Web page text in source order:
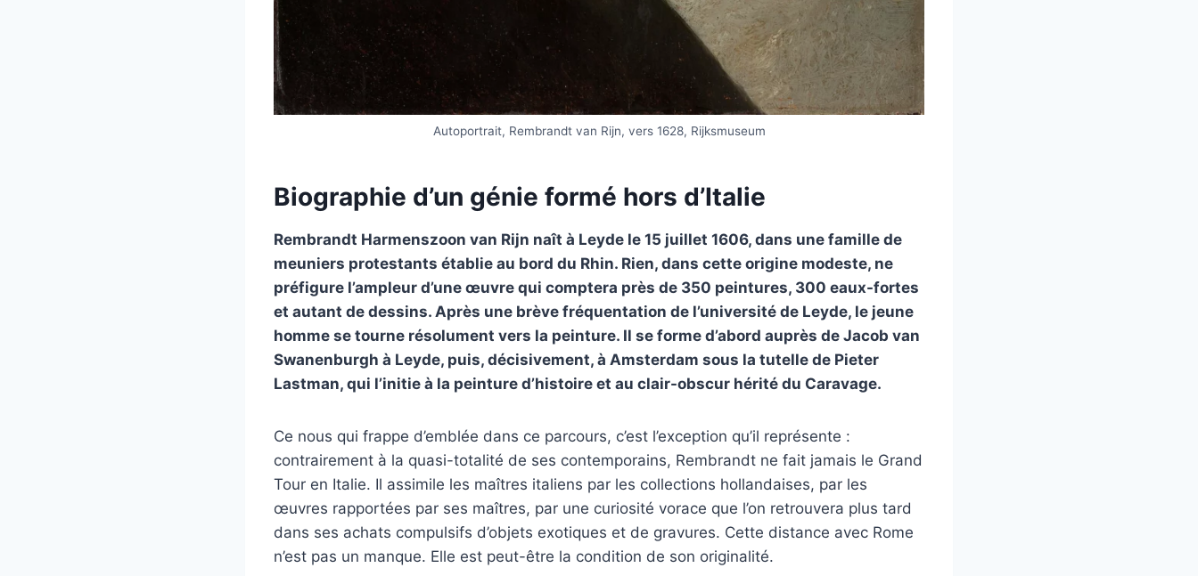
Autoportrait, Rembrandt van Rijn, vers 1628, Rijksmuseum
Biographie d’un génie formé hors d’Italie
Rembrandt Harmenszoon van Rijn naît à Leyde le 15 juillet 1606, dans une famille de
meuniers protestants établie au bord du Rhin. Rien, dans cette origine modeste, ne
préfigure l’ampleur d’une œuvre qui comptera près de 350 peintures, 300 eaux-fortes
et autant de dessins. Après une brève fréquentation de l’université de Leyde, le jeune
homme se tourne résolument vers la peinture. Il se forme d’abord auprès de Jacob van
Swanenburgh à Leyde, puis, décisivement, à Amsterdam sous la tutelle de Pieter
Lastman, qui l’initie à la peinture d’histoire et au clair-obscur hérité du Caravage.
Ce nous qui frappe d’emblée dans ce parcours, c’est l’exception qu’il représente :
contrairement à la quasi-totalité de ses contemporains, Rembrandt ne fait jamais le Grand
Tour en Italie. Il assimile les maîtres italiens par les collections hollandaises, par les
œuvres rapportées par ses maîtres, par une curiosité vorace que l’on retrouvera plus tard
dans ses achats compulsifs d’objets exotiques et de gravures. Cette distance avec Rome
n’est pas un manque. Elle est peut-être la condition de son originalité.